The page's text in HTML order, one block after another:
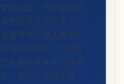
历认证、代办留信网
职指导及落户咨询。
留学华人融入精英阶
与不同国家、不同文
长期合作关系，确保
、高效、值得信赖。